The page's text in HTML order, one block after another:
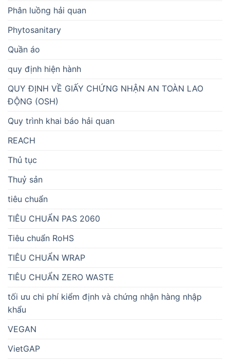
Phân luồng hải quan
Phytosanitary
Quần áo
quy định hiện hành
QUY ĐỊNH VỀ GIẤY CHỨNG NHẬN AN TOÀN LAO
ĐỘNG (OSH)
Quy trình khai báo hải quan
REACH
Thủ tục
Thuỷ sản
tiêu chuẩn
TIÊU CHUẨN PAS 2060
Tiêu chuẩn RoHS
TIÊU CHUẨN WRAP
TIÊU CHUẨN ZERO WASTE
tối ưu chi phí kiểm định và chứng nhận hàng nhập
khẩu
VEGAN
VietGAP